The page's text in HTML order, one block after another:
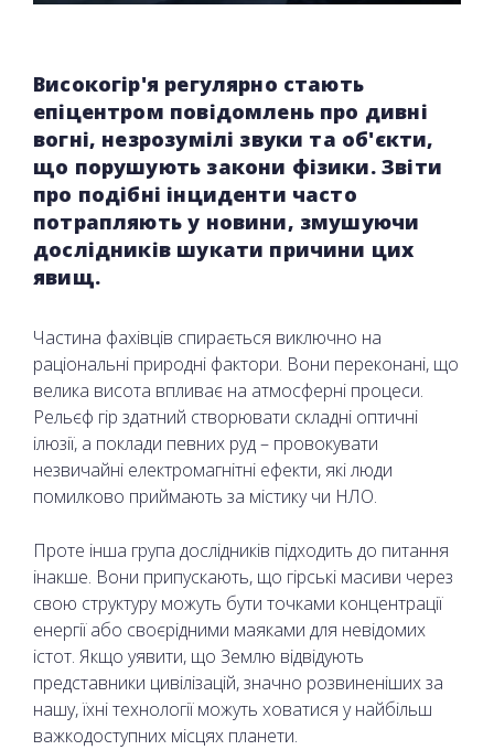
Високогір'я регулярно стають
епіцентром повідомлень про дивні
вогні, незрозумілі звуки та об'єкти,
що порушують закони фізики. Звіти
про подібні інциденти часто
потрапляють у новини, змушуючи
дослідників шукати причини цих
явищ.
Частина фахівців спирається виключно на
раціональні природні фактори. Вони переконані, що
велика висота впливає на атмосферні процеси.
Рельєф гір здатний створювати складні оптичні
ілюзії, а поклади певних руд – провокувати
незвичайні електромагнітні ефекти, які люди
помилково приймають за містику чи НЛО.
Проте інша група дослідників підходить до питання
інакше. Вони припускають, що гірські масиви через
свою структуру можуть бути точками концентрації
енергії або своєрідними маяками для невідомих
істот. Якщо уявити, що Землю відвідують
представники цивілізацій, значно розвиненіших за
нашу, їхні технології можуть ховатися у найбільш
важкодоступних місцях планети.